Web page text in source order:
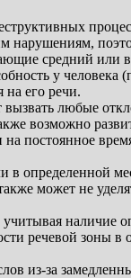
нарушениям,
средний или
у человека
на его речи.
любые
возможно
постоянное
в определенной
может не
наличие
речевой зоны в
из-за